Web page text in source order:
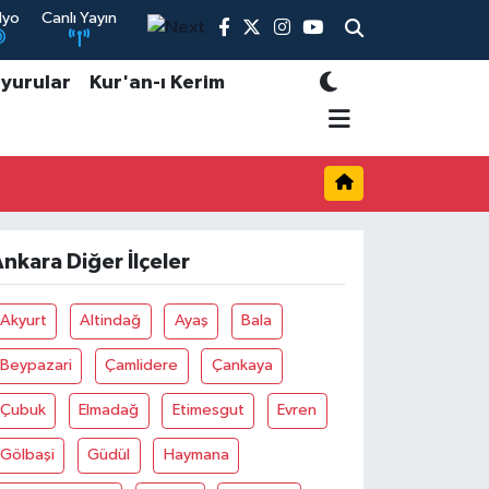
Canlı Yayın
Kur'an-ı Kerim
Diğer İlçeler
Akyurt Altindağ Ayaş Bala
Beypazari Çamlidere Çankaya
Çubuk Elmadağ Etimesgut Evren
Gölbaşi Güdül Haymana